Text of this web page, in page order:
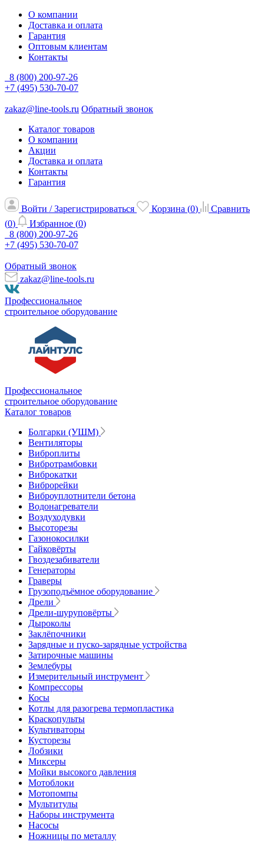
О компании
Доставка и оплата
Гарантия
Оптовым клиентам
Контакты
8 (800) 200-97-26
+7 (495) 530-70-07
zakaz@line-tools.ru Обратный звонок
Каталог товаров
О компании
Акции
Доставка и оплата
Контакты
Гарантия
Войти / Зарегистрироваться Корзина (0)
Сравнить
(0) Избранное (0)
8 (800) 200-97-26
+7 (495) 530-70-07
Обратный звонок
zakaz@line-tools.ru
Профессиональное
строительное оборудование
Профессиональное
строительное оборудование
Каталог товаров
Болгарки (УШМ)
Вентиляторы
Виброплиты
Вибротрамбовки
Виброкатки
Виброрейки
Виброуплотнители бетона
Водонагреватели
Воздуходувки
Высоторезы
Газонокосилки
Гайковёрты
Гвоздезабиватели
Генераторы
Граверы
Грузоподъёмное оборудование
Дрели
Дрели-шуруповёрты
Дыроколы
Заклёпочники
Зарядные и пуско-зарядные устройства
Затирочные машины
Землебуры
Измерительный инструмент
Компрессоры
Косы
Котлы для разогрева термопластика
Краскопульты
Культиваторы
Кусторезы
Лобзики
Миксеры
Мойки высокого давления
Мотоблоки
Мотопомпы
Мультитулы
Наборы инструмента
Насосы
Ножницы по металлу